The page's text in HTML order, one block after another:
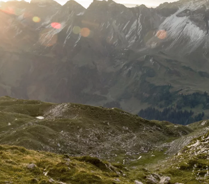
Meistä
Palvelut
Inspiraatio
Kestävä kehitys